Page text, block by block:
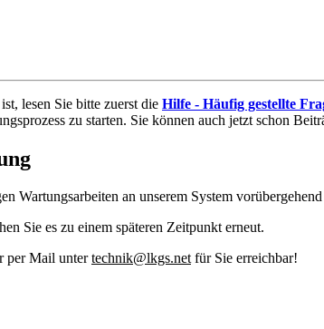
lesen Sie bitte zuerst die Hilfe - Häufig gestellte
zu starten. Sie können auch jetzt schon
Wartungsarbeiten an unserem System vorübergehend
Sie es zu einem späteren Zeitpunkt erneut.
per Mail untertechnik@lkgs.netfür Sie erreichbar!